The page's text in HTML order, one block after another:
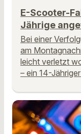
E-Scooter-
Jährige
Bei einer
am
leicht verletzt
– ein 14-